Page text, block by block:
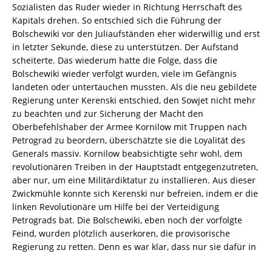
Sozialisten das Ruder wieder in Richtung Herrschaft des
Kapitals drehen. So entschied sich die Führung der
Bolschewiki vor den Juliaufständen eher widerwillig und erst
in letzter Sekunde, diese zu unterstützen. Der Aufstand
scheiterte. Das wiederum hatte die Folge, dass die
Bolschewiki wieder verfolgt wurden, viele im Gefängnis
landeten oder untertauchen mussten. Als die neu gebildete
Regierung unter Kerenski entschied, den Sowjet nicht mehr
zu beachten und zur Sicherung der Macht den
Oberbefehlshaber der Armee Kornilow mit Truppen nach
Petrograd zu beordern, überschätzte sie die Loyalität des
Generals massiv. Kornilow beabsichtigte sehr wohl, dem
revolutionären Treiben in der Hauptstadt entgegenzutreten,
aber nur, um eine Militärdiktatur zu installieren. Aus dieser
Zwickmühle konnte sich Kerenski nur befreien, indem er die
linken Revolutionäre um Hilfe bei der Verteidigung
Petrograds bat. Die Bolschewiki, eben noch der vorfolgte
Feind, wurden plötzlich auserkoren, die provisorische
Regierung zu retten. Denn es war klar, dass nur sie dafür in